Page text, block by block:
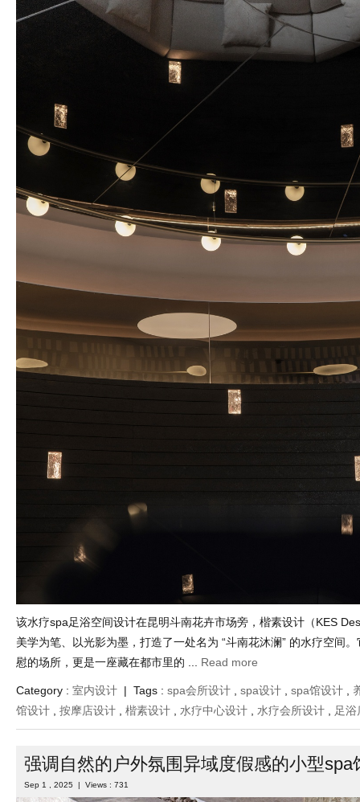
该水疗spa足浴空间设计在昆明斗南花卉市场旁，楷素设计（KES
美学为笔、以光影为墨，打造了一处名为 “斗南花沐澜” 的水疗空间
慰的场所，更是一座藏在都市里的 ... Read more
Category : 室内设计 | Tags : spa会所设计 , spa设计 , spa馆设计 ,
馆设计 , 按摩店设计 , 楷素设计 , 水疗中心设计 , 水疗会所设计 , 足浴
强调自然的户外氛围异域度假感的小型spa
Sep 1 , 2025 | Views : 731